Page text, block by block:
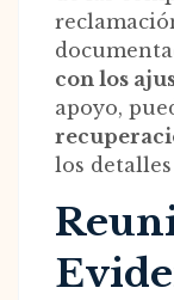
con los
apoyo,
los detalles